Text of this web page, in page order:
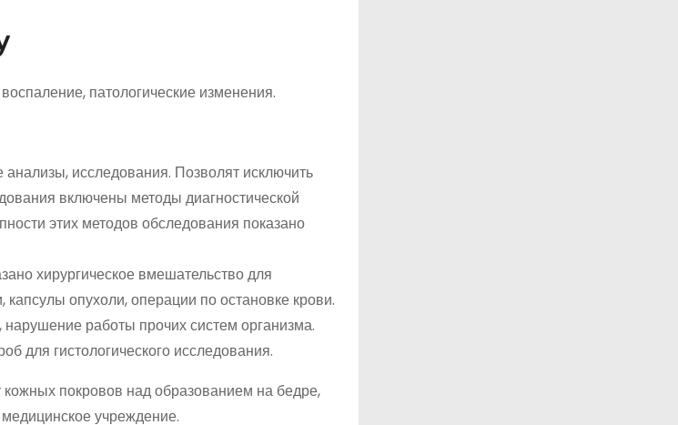
патологические изменения.
исследования. Позволят исключить
включены методы диагностической
этих методов обследования показано
хирургическое вмешательство для
опухоли, операции по остановке крови.
работы прочих систем организма.
для гистологического исследования.
покровов над образованием на бедре,
учреждение.